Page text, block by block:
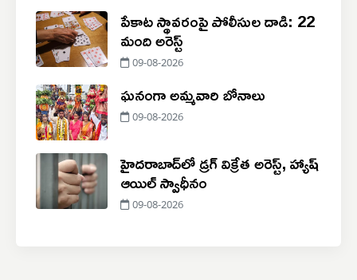
పేకాట స్థావరంపై పోలీసుల దాడి: 22
మంది అరెస్ట్
09-08-2026
ఘనంగా అమ్మవారి బోనాలు
09-08-2026
హైదరాబాద్‌లో డ్రగ్ విక్రేత అరెస్ట్, హ్యాష్
ఆయిల్ స్వాధీనం
09-08-2026